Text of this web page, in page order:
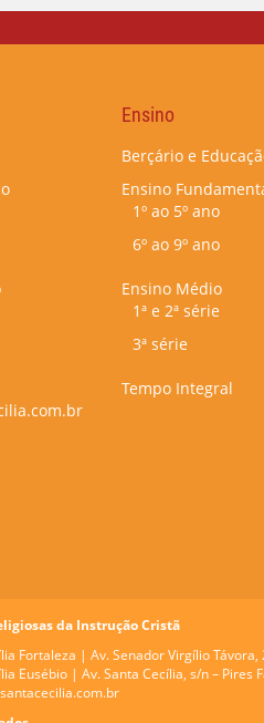
Ensino
Berçário e
Ensino
1º ao 5º ano
6º ao 9º ano
Ensino Médio
1ª e 2ª série
3ª série
Tempo Integral
da Instrução Cristã
Fortaleza | Av. Senador Virgílio
Eusébio | Av. Santa Cecília, s/n – Pires